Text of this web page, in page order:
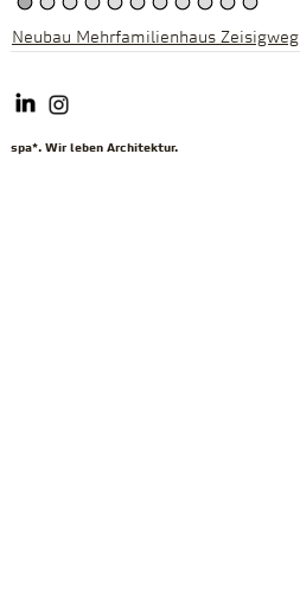
Neubau Mehrfamilienhaus Zeisigweg
spa*. Wir leben Architektur.